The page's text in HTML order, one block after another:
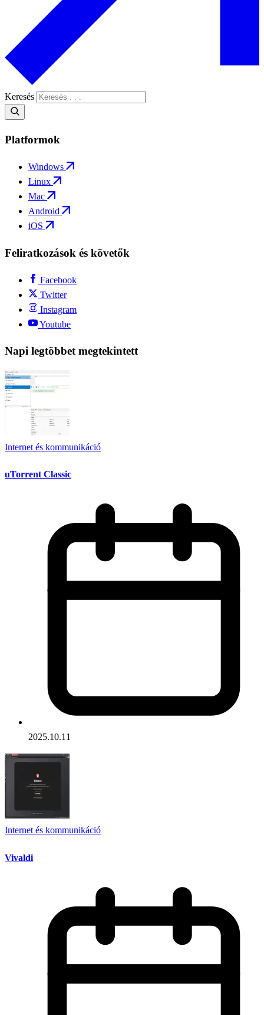
Keresés
Platformok
Windows
Linux
Mac
Android
iOS
Feliratkozások és követők
Facebook
Twitter
Instagram
Youtube
Napi legtöbbet megtekintett
Internet és kommunikáció
uTorrent Classic
2025.10.11
Internet és kommunikáció
Vivaldi